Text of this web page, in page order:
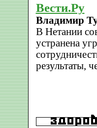
Вести.Ру
Владимир
В Нетании
устранена
результаты,